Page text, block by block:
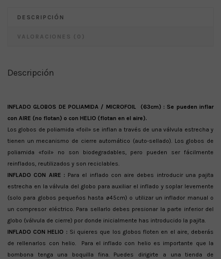
DESCRIPCIÓN
VALORACIONES (0)
Descripción
INFLADO GLOBOS DE POLIAMIDA / MICROFOIL (63cm) : Se pueden inflar
con AIRE (no flotan) o con HELIO (flotan en el aire).
Los globos de poliamida «foil» se inflan a través de una válvula estrecha y
tienen un mecanismo de cierre automático (auto-sellado). Los globos de
poliamida «foil» no son biodegradables, pero pueden ser fácilmente
reinflados, reutilizados y son reciclables.
INFLADO CON AIRE : Para el inflado con aire debes introducir una pajita
estrecha en la válvula del globo para auxiliar el inflado y soplar levemente
(solo para globos pequeños hasta ø45cm) o utilizar un inflador manual o
un compresor eléctrico. Para sellarlo debes presionar la parte inferior del
globo (válvula de cierre) por donde inicialmente has introducido la pajita.
INFLADO CON HELIO : Si quieres que los globos floten en el aire, deberás
de rellenarlos con helio. Para el inflado con helio es importante que la
bombona tenga una boquilla fina. Puedes dirigirte a una tienda de